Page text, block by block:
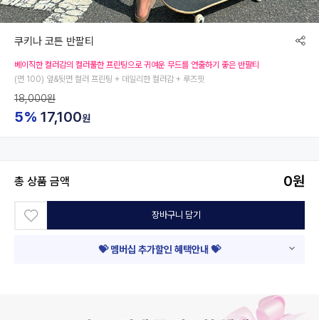
쿠키나 코튼 반팔티
베이직한 컬러감의 컬러풀한 프린팅으로 귀여운 무드를 연출하기 좋은 반팔티
(면 100) 앞&뒷면 컬러 프린팅 + 데일리한 컬러감 + 루즈핏
18,000원
5% 17,100원
총 상품 금액 0원
장바구니 담기
💝 멤버십 추가할인 혜택안내 💝